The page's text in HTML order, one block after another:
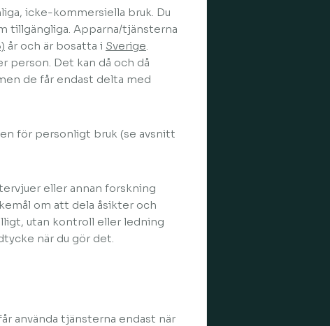
icke-kommersiella bruk. Du
tillgängliga. Apparna/tjänsterna
år och är bosatta i Sverige.
person. Det kan då och då
de får endast delta med
för personligt bruk (se avsnitt
eller annan forskning
om att dela åsikter och
utan kontroll eller ledning
när du gör det.
använda tjänsterna endast när